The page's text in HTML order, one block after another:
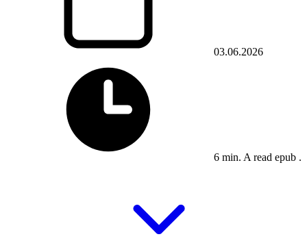
03.06.2026
6 min. A read epub .